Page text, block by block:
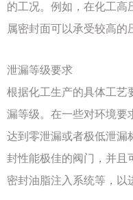
的工况。例如，在化工高
属密封面可以承受较高的
泄漏等级要求
根据化工生产的具体工艺
漏等级。在一些对环境要
达到零泄漏或者极低泄漏
封性能极佳的阀门，并且
密封油脂注入系统等，以